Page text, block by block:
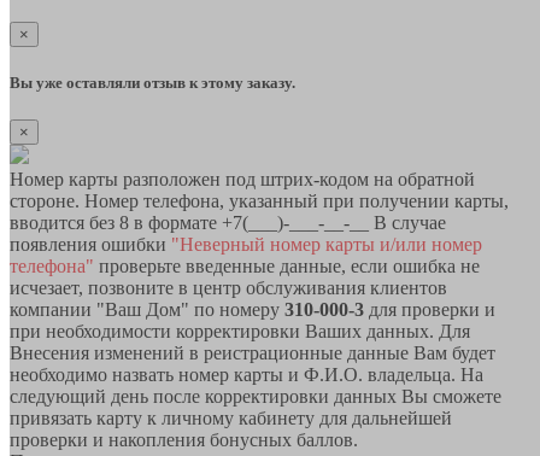
×
Вы уже оставляли отзыв к этому заказу.
×
Номер карты разположен под штрих-кодом на обратной
стороне. Номер телефона, указанный при получении карты,
вводится без 8 в формате +7(___)-___-__-__ В случае
появления ошибки "Неверный номер карты и/или номер
телефона" проверьте введенные данные, если ошибка не
исчезает, позвоните в центр обслуживания клиентов
компании "Ваш Дом" по номеру 310-000-3 для проверки и
при необходимости корректировки Ваших данных. Для
Внесения изменений в реистрационные данные Вам будет
необходимо назвать номер карты и Ф.И.О. владельца. На
следующий день после корректировки данных Вы сможете
привязать карту к личному кабинету для дальнейшей
проверки и накопления бонусных баллов.